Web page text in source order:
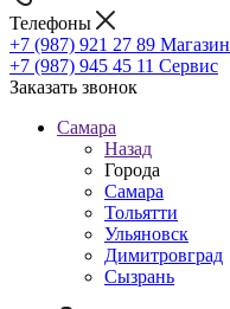
Телефоны
+7 (987) 921 27 89 Магазин
+7 (987) 945 45 11 Сервис
Заказать звонок
Самара
Назад
Города
Самара
Тольятти
Ульяновск
Димитровград
Сызрань